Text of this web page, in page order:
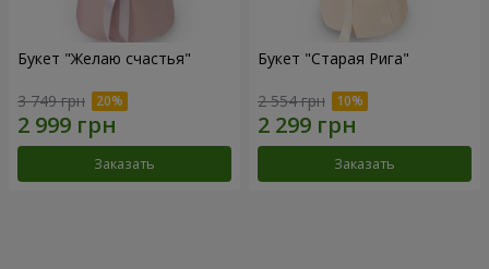
Букет "Желаю счастья"
3 749 грн
Заказать
Букет "Старая Рига"
2 554 грн
Заказать